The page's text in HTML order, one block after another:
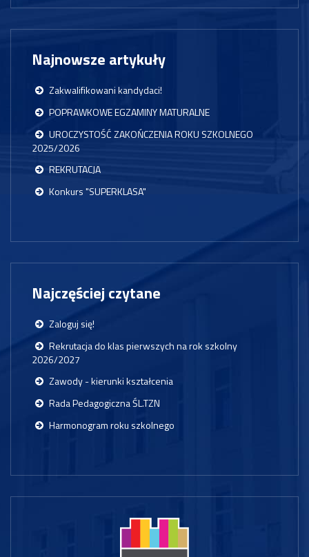
Najnowsze artykuły
Zakwalifikowani kandydaci!
POPRAWKOWE EGZAMINY MATURALNE
UROCZYSTOŚĆ ZAKOŃCZENIA ROKU SZKOLNEGO
2025/2026
REKRUTACJA
Konkurs "SUPERKLASA"
Najczęściej czytane
Zaloguj się!
Rekrutacja do klas pierwszych na rok szkolny
2026/2027
Zawody - kierunki kształcenia
Rada Pedagogiczna ŚL.TZN
Harmonogram roku szkolnego